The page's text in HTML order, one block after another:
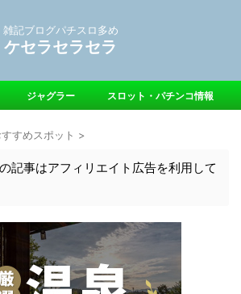
雑記ブログパチスロ多め
ケセラセラセラ
ジャグラー スロット・パチンコ情報
すめスポット >
の記事はアフィリエイト広告を利用して